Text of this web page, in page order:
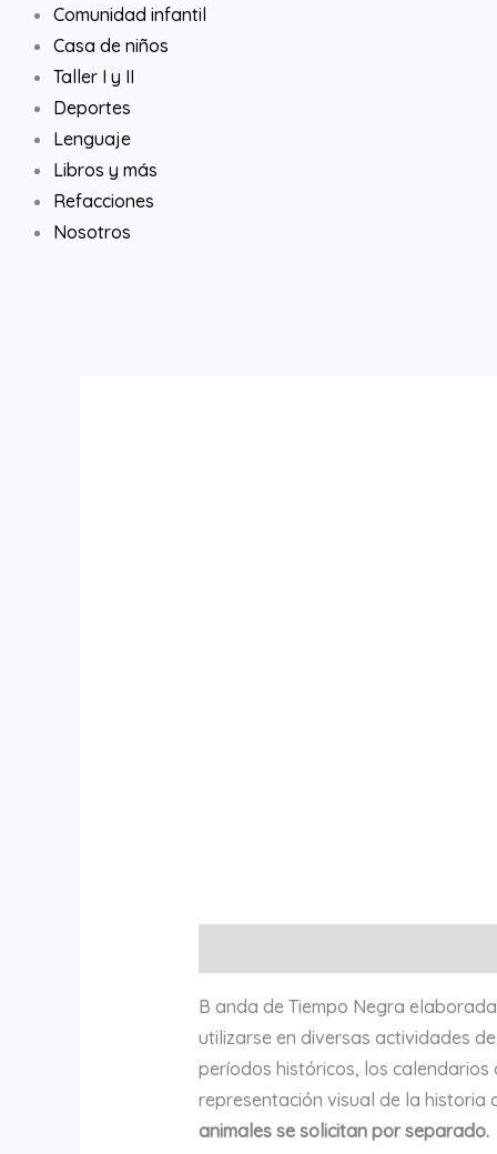
Comunidad infantil
Casa de niños
Taller I y II
Deportes
Lenguaje
Libros y más
Refacciones
Nosotros
B anda de Tiempo Negra
utilizarse en diversas actividades
períodos históricos, los
representación visual de la historia
animales se solicitan por separado.